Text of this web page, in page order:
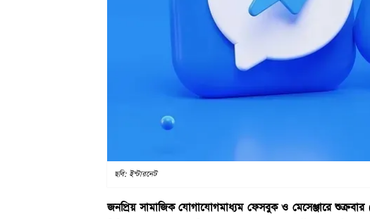
ছবি: ইন্টারনেট
জনপ্রিয় সামাজিক যোগাযোগমাধ্যম ফেসবুক ও মেসেঞ্জারে শুক্রবার